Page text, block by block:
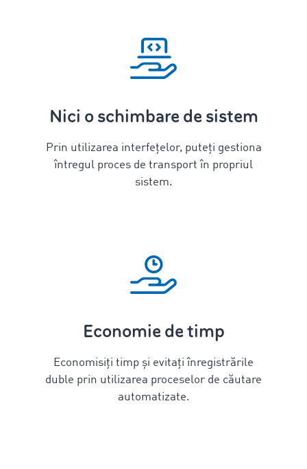
Nici o schimbare de sistem
Prin utilizarea interfețelor, puteți gestiona
întregul proces de transport în propriul
sistem.
Economie de timp
Economisiți timp și evitați înregistrările
duble prin utilizarea proceselor de căutare
automatizate.